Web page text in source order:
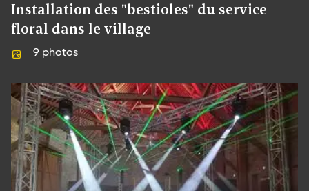
Installation des "bestioles" du service
floral dans le village
9 photos